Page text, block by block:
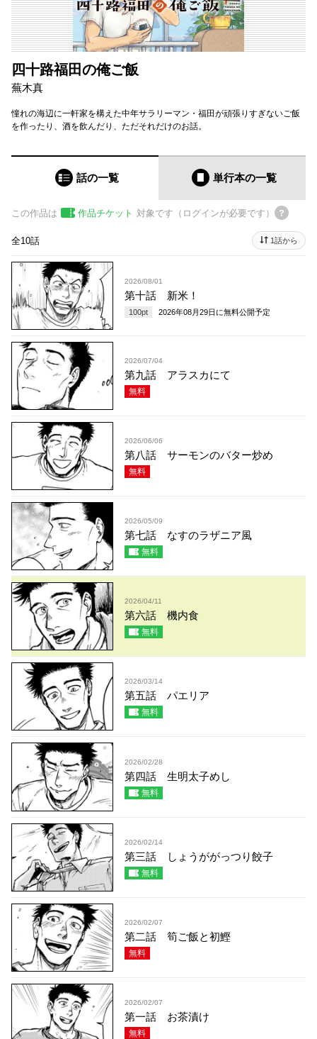
四十路福田の俺ご飯
蕪木真
憧れの海辺に一軒家を構えた中年サラリーマン・福田が頑張りすぎないご飯
を作ったり、酒を飲んだり、ただそれだけのお話。
話の一覧 単行本の一覧
この作品は 作品チケット 対象です（ログインが必要です）
全10話 1話から
2026/08/01
第十話 新米！
100pt 2026年08月29日 に無料公開予定
2026/07/04
第九話 アラスカにて
無料
2026/06/06
第八話 サーモンのバター炒め
無料
2026/05/09
第七話 なすのラザニア風
無料
2026/04/11
第六話 機内食
無料
2026/03/14
第五話 パエリア
無料
2026/02/28
第四話 生明太子めし
無料
2026/02/14
第三話 しょうががっつり餃子
無料
2026/02/07
第二話 筍ご飯と初鰹
無料
2026/02/07
第一話 お茶漬け
無料